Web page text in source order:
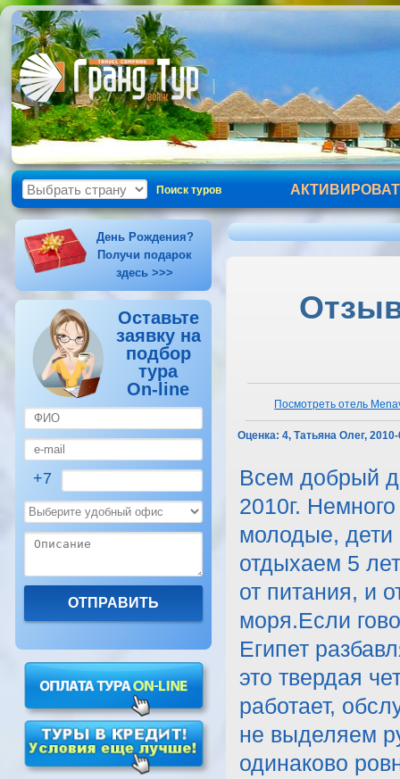
Поиск туров
День Рождения?
Получи подарок
здесь >>>
Оставьте
заявку на
подбор
тура
On-line
+7
Посмотреть отель
Оценка: 4, Татьяна Олег,
Всем добрый
2010г.
молодые, дети
отдыхаем 5
от питания, и
моря.Если
Египет
это твердая
работает,
не выделяем
одинаково